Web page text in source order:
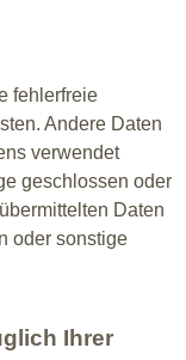
fehlerfreie
Andere Daten
verwendet
geschlossen oder
Daten
oder sonstige
Ihrer